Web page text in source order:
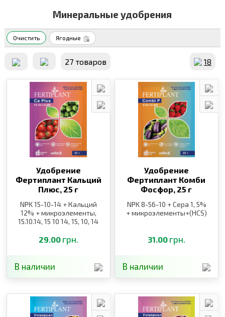
Минеральные удобрения
Очистить Ягодные
27 товаров 18
Удобрение
Фертиплант Кальций
Плюс, 25 г
NPK 15-10-14 + Кальций
12% + микроэлементы,
15.10.14, 15 10 14, 15, 10, 14
29.00 грн.
В наличии
Удобрение
Фертиплант Комби
Фосфор, 25 г
NPK 8-56-10 + Сера 1, 5%
+ микроэлементы+(HCS)
31.00 грн.
В наличии